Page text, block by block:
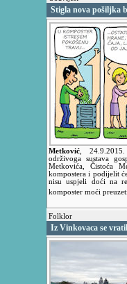
Stigla nova pošiljka
Metković
održivoga sustava
Metkovića, Čistoća
kompostera i podijelit
nisu uspjeli doći na
komposter moći
Folklor
Iz Vinkovaca se